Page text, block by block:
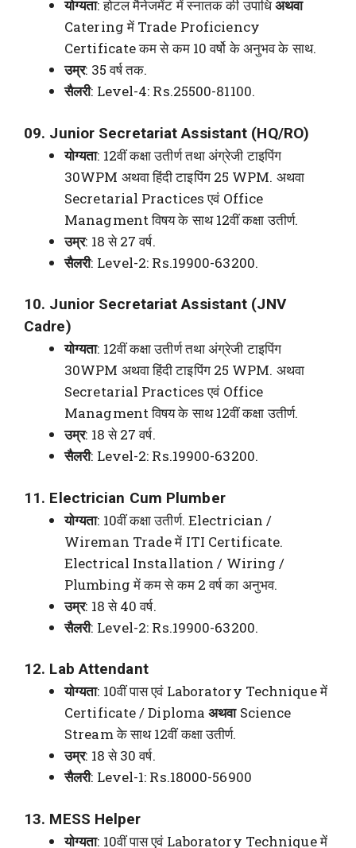
योग्यता: होटल मैनेजमेंट में स्नातक की उपाधिअथवा
Catering में Trade Proficiency
Certificate कम से कम 10 वर्षो के अनुभव के साथ.
उम्र: 35 वर्ष तक.
सैलरी: Level-4: Rs.25500-81100.
09. Junior Secretariat Assistant (HQ/RO)
योग्यता: 12वीं कक्षा उतीर्ण तथा अंग्रेजी टाइपिंग
30WPM अथवा हिंदी टाइपिंग 25 WPM. अथवा
Secretarial Practices एवं Office
Managment विषय के साथ 12वीं कक्षा उतीर्ण.
उम्र: 18 से 27 वर्ष.
सैलरी: Level-2: Rs.19900-63200.
10. Junior Secretariat Assistant (JNV
Cadre)
योग्यता: 12वीं कक्षा उतीर्ण तथा अंग्रेजी टाइपिंग
30WPM अथवा हिंदी टाइपिंग 25 WPM. अथवा
Secretarial Practices एवं Office
Managment विषय के साथ 12वीं कक्षा उतीर्ण.
उम्र: 18 से 27 वर्ष.
सैलरी: Level-2: Rs.19900-63200.
11. Electrician Cum Plumber
योग्यता: 10वीं कक्षा उतीर्ण. Electrician /
Wireman Trade में ITI Certificate.
Electrical Installation / Wiring /
Plumbing में कम से कम 2 वर्ष का अनुभव.
उम्र: 18 से 40 वर्ष.
सैलरी: Level-2: Rs.19900-63200.
12. Lab Attendant
योग्यता: 10वीं पास एवं Laboratory Technique में
Certificate / Diplomaअथवा Science
Stream के साथ 12वीं कक्षा उतीर्ण.
उम्र: 18 से 30 वर्ष.
सैलरी: Level-1: Rs.18000-56900
13. MESS Helper
योग्यता: 10वीं पास एवं Laboratory Technique में